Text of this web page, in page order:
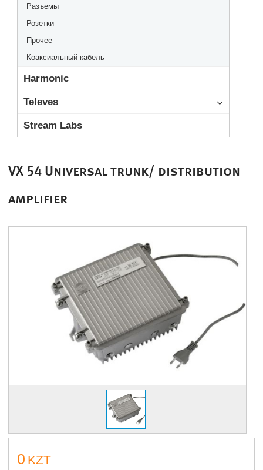
Разъемы
Розетки
Прочее
Коаксиальный кабель
Harmonic
Televes
Stream Labs
VX 54 Universal trunk/ distribution
amplifier
0 KZT